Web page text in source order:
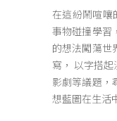
在這紛鬧喧嚷
事物碰撞學習
的想法闖蕩世
寫， 以字搭起
影劇等議題，
想藍圖在生活